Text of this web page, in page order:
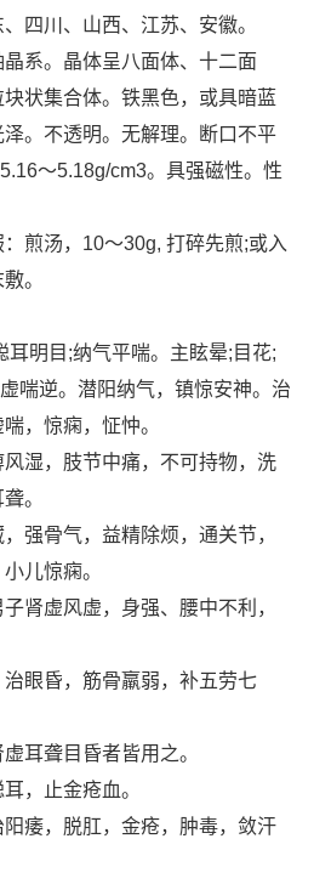
四川、山西、江苏、安徽。
系。晶体呈八面体、十二面
状集合体。铁黑色，或具暗蓝
。不透明。无解理。断口不平
～5.18g/cm3。具强磁性。性
：煎汤，10～30g, 打碎先煎;或入
。
耳明目;纳气平喘。主眩晕;目花;
喘逆。潜阳纳气，镇惊安神。治
，惊痫，怔忡。
，肢节中痛，不可持物，洗
。
骨气，益精除烦，通关节，
儿惊痫。
虚风虚，身强、腰中不利，
昏，筋骨羸弱，补五劳七
聋目昏者皆用之。
止金疮血。
，脱肛，金疮，肿毒，敛汗